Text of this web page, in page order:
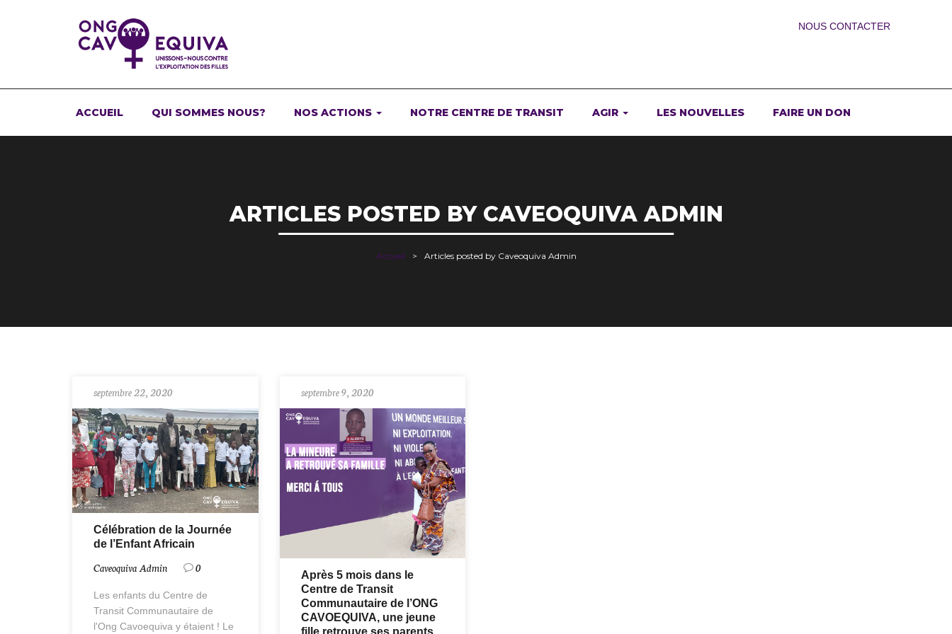
NOUS CONTACTER
ACCUEIL QUI SOMMES NOUS? NOS ACTIONS NOTRE CENTRE DE TRANSIT AGIR LES NOUVELLES FAIRE UN DON
ARTICLES POSTED BY CAVEOQUIVA ADMIN
Accueil Articles posted by Caveoquiva Admin
septembre 22, 2020
Célébration de la Journée
de l’Enfant Africain
Caveoquiva Admin 0
Les enfants du Centre de
Transit Communautaire de
l'Ong Cavoequiva y étaient ! Le
septembre 9, 2020
Après 5 mois dans le
Centre de Transit
Communautaire de l’ONG
CAVOEQUIVA, une jeune